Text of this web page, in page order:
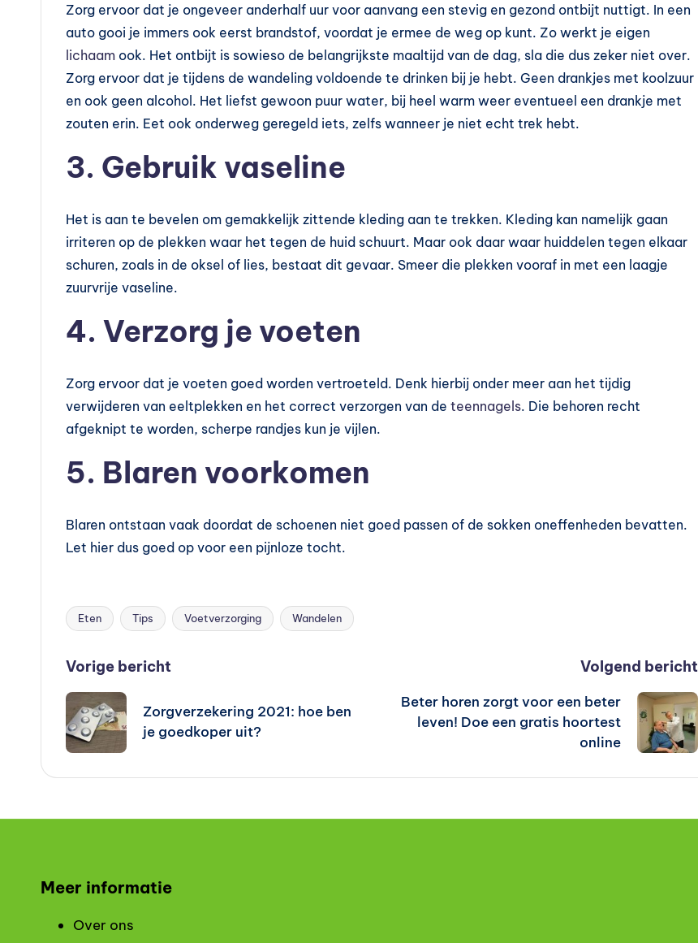
in
Zorg ervoor dat je ongeveer anderhalf uur voor aanvang een stevig en gezond ontbijt nuttigt. In een
auto gooi je immers ook eerst brandstof, voordat je ermee de weg op kunt. Zo werkt je eigen
lichaam ook. Het ontbijt is sowieso de belangrijkste maaltijd van de dag, sla die dus zeker niet over.
Zorg ervoor dat je tijdens de wandeling voldoende te drinken bij je hebt. Geen drankjes met koolzuur
en ook geen alcohol. Het liefst gewoon puur water, bij heel warm weer eventueel een drankje met
zouten erin. Eet ook onderweg geregeld iets, zelfs wanneer je niet echt trek hebt.
3. Gebruik vaseline
Het is aan te bevelen om gemakkelijk zittende kleding aan te trekken. Kleding kan namelijk gaan
irriteren op de plekken waar het tegen de huid schuurt. Maar ook daar waar huiddelen tegen elkaar
schuren, zoals in de oksel of lies, bestaat dit gevaar. Smeer die plekken vooraf in met een laagje
zuurvrije vaseline.
4. Verzorg je voeten
Zorg ervoor dat je voeten goed worden vertroeteld. Denk hierbij onder meer aan het tijdig
verwijderen van eeltplekken en het correct verzorgen van de teennagels. Die behoren recht
afgeknipt te worden, scherpe randjes kun je vijlen.
5. Blaren voorkomen
Blaren ontstaan vaak doordat de schoenen niet goed passen of de sokken oneffenheden bevatten.
Let hier dus goed op voor een pijnloze tocht.
Tags:
Eten Tips Voetverzorging Wandelen
Bericht
navigatie
Vorige bericht
Zorgverzekering 2021: hoe ben
je goedkoper uit?
Volgend bericht
Beter horen zorgt voor een beter
leven! Doe een gratis hoortest
online
Meer informatie
Over ons